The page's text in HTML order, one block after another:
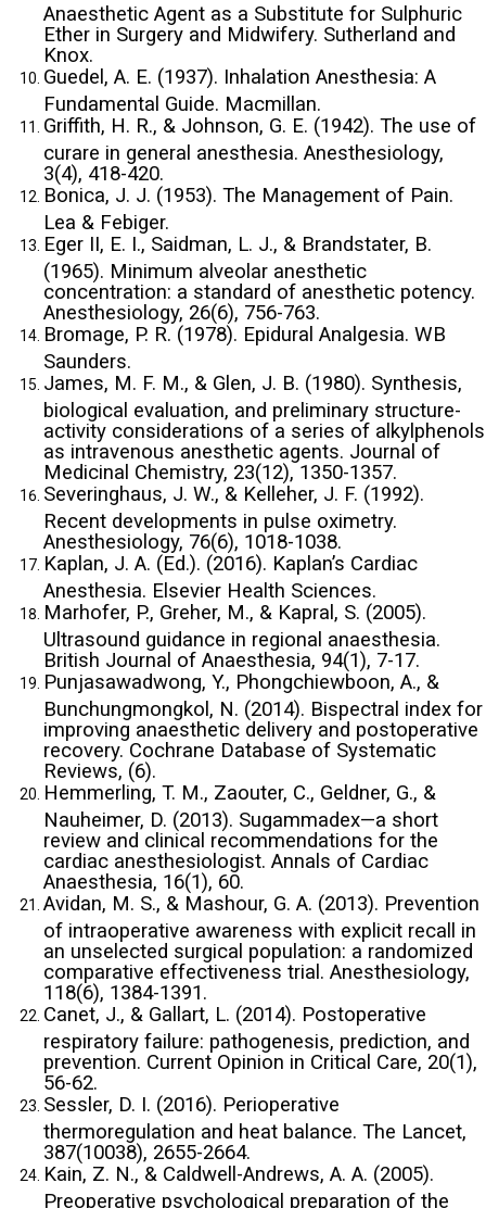
Anaesthetic Agent as a Substitute for Sulphuric
Ether in Surgery and Midwifery. Sutherland and
Knox.
Guedel, A. E. (1937). Inhalation Anesthesia: A
Fundamental Guide. Macmillan.
Griffith, H. R., & Johnson, G. E. (1942). The use of
curare in general anesthesia. Anesthesiology,
3(4), 418-420.
Bonica, J. J. (1953). The Management of Pain.
Lea & Febiger.
Eger II, E. I., Saidman, L. J., & Brandstater, B.
(1965). Minimum alveolar anesthetic
concentration: a standard of anesthetic potency.
Anesthesiology, 26(6), 756-763.
Bromage, P. R. (1978). Epidural Analgesia. WB
Saunders.
James, M. F. M., & Glen, J. B. (1980). Synthesis,
biological evaluation, and preliminary structure-
activity considerations of a series of alkylphenols
as intravenous anesthetic agents. Journal of
Medicinal Chemistry, 23(12), 1350-1357.
Severinghaus, J. W., & Kelleher, J. F. (1992).
Recent developments in pulse oximetry.
Anesthesiology, 76(6), 1018-1038.
Kaplan, J. A. (Ed.). (2016). Kaplan’s Cardiac
Anesthesia. Elsevier Health Sciences.
Marhofer, P., Greher, M., & Kapral, S. (2005).
Ultrasound guidance in regional anaesthesia.
British Journal of Anaesthesia, 94(1), 7-17.
Punjasawadwong, Y., Phongchiewboon, A., &
Bunchungmongkol, N. (2014). Bispectral index for
improving anaesthetic delivery and postoperative
recovery. Cochrane Database of Systematic
Reviews, (6).
Hemmerling, T. M., Zaouter, C., Geldner, G., &
Nauheimer, D. (2013). Sugammadex—a short
review and clinical recommendations for the
cardiac anesthesiologist. Annals of Cardiac
Anaesthesia, 16(1), 60.
Avidan, M. S., & Mashour, G. A. (2013). Prevention
of intraoperative awareness with explicit recall in
an unselected surgical population: a randomized
comparative effectiveness trial. Anesthesiology,
118(6), 1384-1391.
Canet, J., & Gallart, L. (2014). Postoperative
respiratory failure: pathogenesis, prediction, and
prevention. Current Opinion in Critical Care, 20(1),
56-62.
Sessler, D. I. (2016). Perioperative
thermoregulation and heat balance. The Lancet,
387(10038), 2655-2664.
Kain, Z. N., & Caldwell-Andrews, A. A. (2005).
Preoperative psychological preparation of the